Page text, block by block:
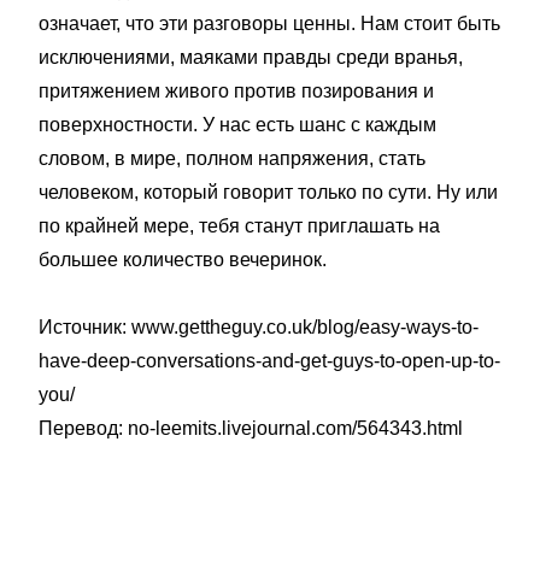
означает, что эти разговоры ценны. Нам стоит быть
исключениями, маяками правды среди вранья,
притяжением живого против позирования и
поверхностности. У нас есть шанс с каждым
словом, в мире, полном напряжения, стать
человеком, который говорит только по сути. Ну или
по крайней мере, тебя станут приглашать на
большее количество вечеринок.
Источник: www.gettheguy.co.uk/blog/easy-ways-to-
have-deep-conversations-and-get-guys-to-open-up-to-
you/
Перевод: no-leemits.livejournal.com/564343.html